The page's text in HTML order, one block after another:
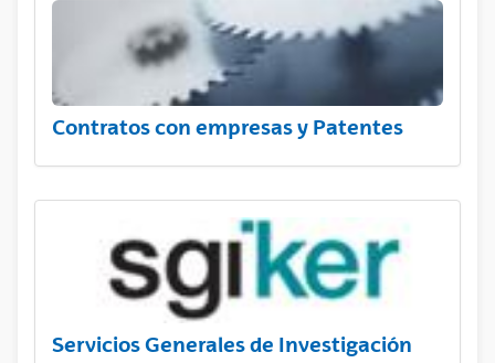
Contratos con empresas y Patentes
Servicios Generales de Investigación